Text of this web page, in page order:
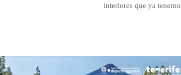
interiores que ya